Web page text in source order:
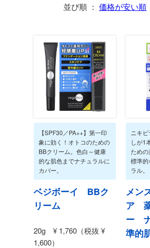
並び順 ： 価格が安い順
【SPF30／PA++】第一印
象に効く！オトコのための
BBクリーム。色白～健康
的な肌色までナチュラルに
カバー。
ベジボーイ BBク
リーム
20g ¥ 1,760（税抜 ¥
1,600）
ニキ
しが1
ための
標準
ラル。
メン
ア
ー
準的